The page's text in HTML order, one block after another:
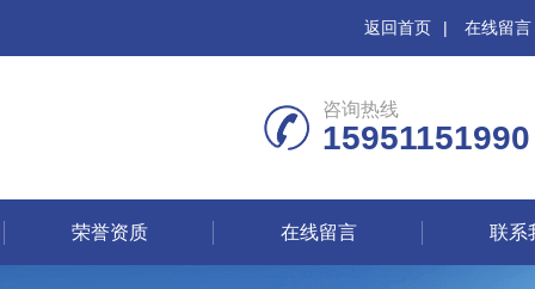
返回首页 | 在线留言
咨询热线
15951151990
荣誉资质 在线留言 联系